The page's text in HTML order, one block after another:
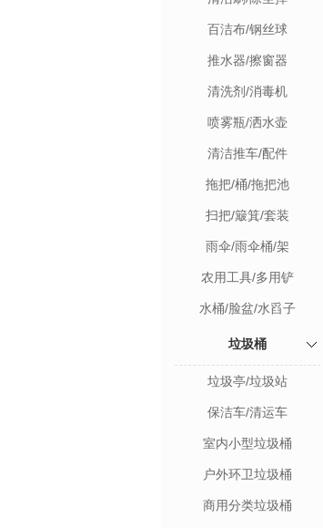
百洁布/钢丝球
推水器/擦窗器
清洗剂/消毒机
喷雾瓶/洒水壶
清洁推车/配件
拖把/桶/拖把池
扫把/簸箕/套装
雨伞/雨伞桶/架
农用工具/多用铲
水桶/脸盆/水舀子
垃圾桶
垃圾亭/垃圾站
保洁车/清运车
室内小型垃圾桶
户外环卫垃圾桶
商用分类垃圾桶